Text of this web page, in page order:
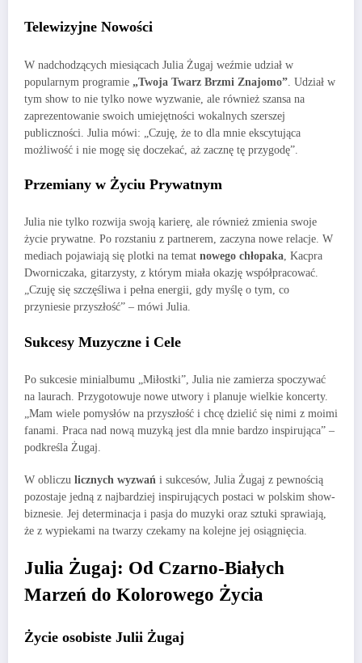
Telewizyjne Nowości
W nadchodzących miesiącach Julia Żugaj weźmie udział w
popularnym programie „Twoja Twarz Brzmi Znajomo” . Udział w
tym show to nie tylko nowe wyzwanie, ale również szansa na
zaprezentowanie swoich umiejętności wokalnych szerszej
publiczności. Julia mówi: „Czuję, że to dla mnie ekscytująca
możliwość i nie mogę się doczekać, aż zacznę tę przygodę”.
Przemiany w Życiu Prywatnym
Julia nie tylko rozwija swoją karierę, ale również zmienia swoje
życie prywatne. Po rozstaniu z partnerem, zaczyna nowe relacje. W
mediach pojawiają się plotki na temat nowego chłopaka, Kacpra
Dworniczaka, gitarzysty, z którym miała okazję współpracować.
„Czuję się szczęśliwa i pełna energii, gdy myślę o tym, co
przyniesie przyszłość” – mówi Julia.
Sukcesy Muzyczne i Cele
Po sukcesie minialbumu „Miłostki”, Julia nie zamierza spoczywać
na laurach. Przygotowuje nowe utwory i planuje wielkie koncerty.
„Mam wiele pomysłów na przyszłość i chcę dzielić się nimi z moimi
fanami. Praca nad nową muzyką jest dla mnie bardzo inspirująca” –
podkreśla Żugaj.
W obliczu licznych wyzwań i sukcesów, Julia Żugaj z pewnością
pozostaje jedną z najbardziej inspirujących postaci w polskim show-
biznesie. Jej determinacja i pasja do muzyki oraz sztuki sprawiają,
że z wypiekami na twarzy czekamy na kolejne jej osiągnięcia.
Julia Żugaj: Od Czarno-Białych
Marzeń do Kolorowego Życia
Życie osobiste Julii Żugaj